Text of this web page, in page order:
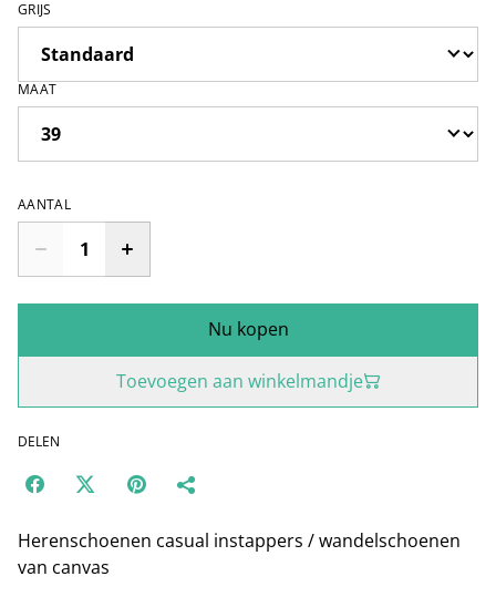
GRIJS
MAAT
AANTAL
Nu kopen
Toevoegen aan winkelmandje
DELEN
Herenschoenen casual instappers / wandelschoenen
van canvas